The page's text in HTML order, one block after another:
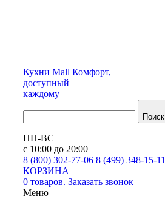
Кухни Mall Комфорт,
доступный
каждому
Поиск
ПН-ВС
с 10:00 до 20:00
8 (800) 302-77-06 8 (499) 348-15-11
КОРЗИНА
0 товаров. Заказать звонок
Меню